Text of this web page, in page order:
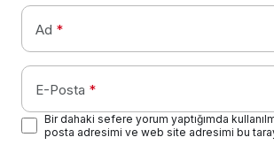
Ad *
E-Posta *
Bir dahaki sefere yorum yaptığımda
posta adresimi ve web site adresimi bu